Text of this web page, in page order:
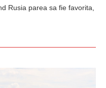
Rusia parea sa fie favorita,